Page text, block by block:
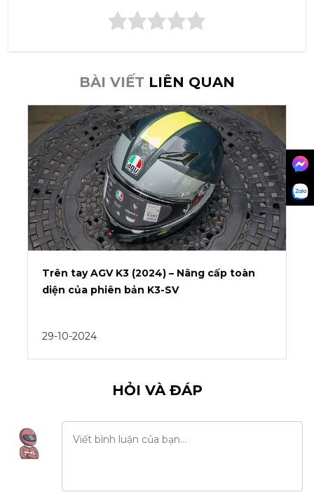
BÀI VIẾT LIÊN QUAN
Trên tay AGV K3 (2024) – Nâng cấp toàn
diện của phiên bản K3-SV
29-10-2024
HỎI VÀ ĐÁP